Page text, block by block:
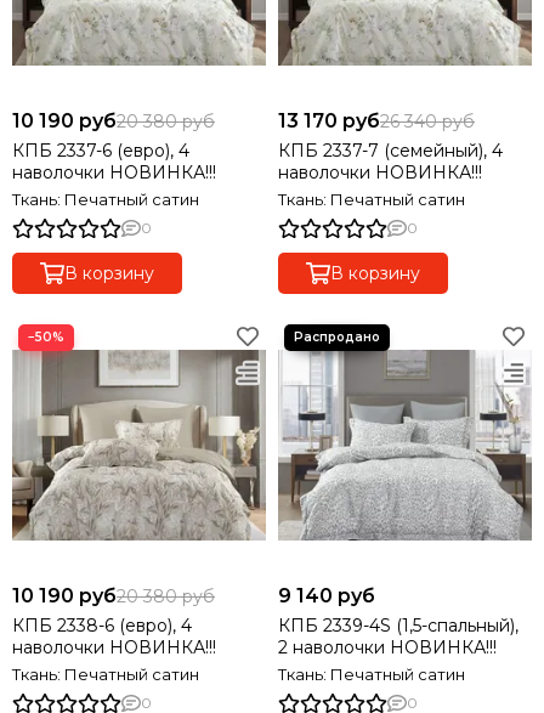
10 190 руб20 380 руб
КПБ 2337-6 (евро), 4
наволочки НОВИНКА!!!
Ткань: Печатный сатин
0
В корзину
13 170 руб26 340 руб
КПБ 2337-7 (семейный), 4
наволочки НОВИНКА!!!
Ткань: Печатный сатин
0
В корзину
−50%
10 190 руб20 380 руб
КПБ 2338-6 (евро), 4
наволочки НОВИНКА!!!
Ткань: Печатный сатин
0
9 140 руб
КПБ 2339-4S (1,5-спальный),
2 наволочки НОВИНКА!!!
Ткань: Печатный сатин
0